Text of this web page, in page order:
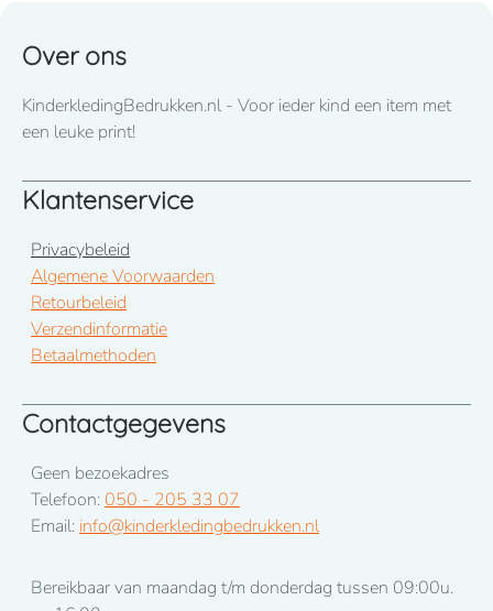
ons op te nemen! 050-2053307
LET OP! Item fuchsia 86 heeft een lange levertijd tot eind
januari 2026
Over ons
KinderkledingBedrukken.nl - Voor ieder kind een item met
een leuke print!
Klantenservice
Privacybeleid
Algemene Voorwaarden
Retourbeleid
Verzendinformatie
Betaalmethoden
Contactgegevens
Geen bezoekadres
Telefoon: 050 - 205 33 07
Email: info@kinderkledingbedrukken.nl
Bereikbaar van maandag t/m donderdag tussen 09:00u.